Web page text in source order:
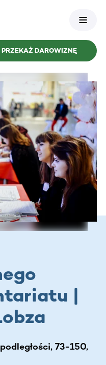
PRZEKAŻ DAROWIZNĘ
|
73-150,